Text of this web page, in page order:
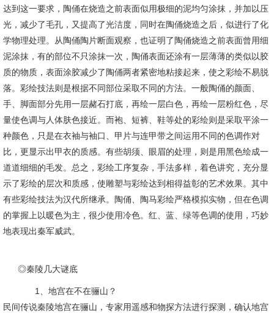
达到这一要求，陶俑在烧造之前表面似用极细的泥均匀涂抹，并加以压
光，减少了毛孔，又提高了光洁度，同时在陶俑烧造之后，似进行了化
学物理处理。从陶俑陶片断面观察，也证明了陶俑烧造之前表面曾用细
泥涂抹，有的部位不只涂抹一次，陶俑表面还涂有一层薄薄的类似以胶
质的物质，表面涂胶减少了陶俑两者紧密地粘接起来，使之彩绘不易脱
落。彩绘技法则是根据不同部位采取不同的方法。一般陶俑的颜面、
手、脚面部分先用一层赭石打底，再绘一层白色，再绘一层粉红色，尽
量使色调与人体肤色接近。而袍、短裤、鞋等处的彩绘则是采取平涂一
种颜色，只是在衣袖与袖口、甲片与连甲带之间运用不同的色调作对
比，更显示出甲衣的质感。有些胡须、眼眉的处理，则是用黑色绘成一
道道细细的毛发。总之，彩绘工序复杂，手法多样，着色讲究，充分显
示了彩绘的层次和质感，使雕塑与彩绘达到相得益彰的艺术效果。其中
有些彩绘技法为汉代所继承。陶俑、陶马彩绘严格模拟实物，但在色调
的掌握上以暖色为主，很少使用冷色。红、蓝、绿等色调的使用，巧妙
地表现出秦军威武。
◎秦陵几大谜底
1、地宫在不在骊山？
民间传说秦陵地宫在骊山，专家用遥感和物探方法进行探测，确认地宫